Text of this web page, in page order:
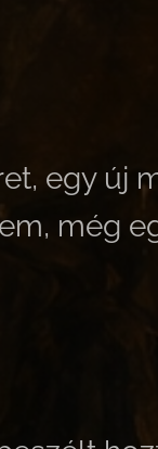
egy új
még